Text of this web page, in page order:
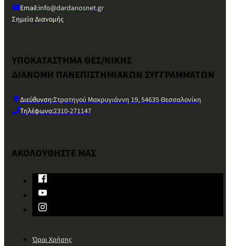
Email:info@dardanosnet.gr
Σημεία Διανομής
ΥΠΟΚΑΤΑΣΤΗΜΑ ΘΕΣ/ΝΙΚΗΣ
ΔΙΑΝΟΜΗ ΠΑΝΕΠΙΣΤΗΜΙΑΚΩΝ ΣΥΓΓΡΑΜΜΑΤΩΝ
Διεύθυνση:Στρατηγού Μακρυγιάννη 19, 54635 Θεσσαλονίκη
Τηλέφωνο:2310-271147
ΑΚΟΛΟΥΘΗΣΤΕ ΜΑΣ
Όροι Χρήσης